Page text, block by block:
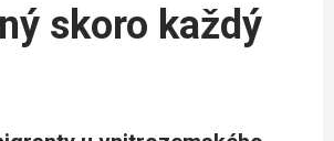
skoro každý